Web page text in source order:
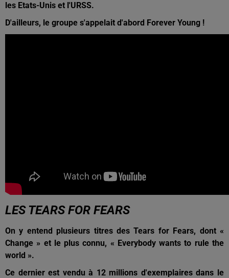
les Etats-Unis et l'URSS.
D'ailleurs, le groupe s'appelait d'abord Forever Young !
LES TEARS FOR FEARS
On y entend plusieurs titres des Tears for Fears, dont «
Change » et le plus connu, « Everybody wants to rule the
world ».
Ce dernier est vendu à 12 millions d'exemplaires dans le